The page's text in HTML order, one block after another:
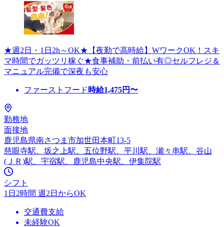
★週2日・1日2h～OK★【夜勤で高時給】WワークOK！スキ
マ時間でガッツリ稼ぐ★食事補助・前払い有◎セルフレジ＆
マニュアル完備で深夜も安心
ファーストフード 時給1,475円〜
勤務地
面接地
鹿児島県南さつま市加世田本町13-5
慈眼寺駅、坂之上駅、五位野駅、平川駅、瀬々串駅、谷山
(ＪＲ)駅、宇宿駅、鹿児島中央駅、伊集院駅
シフト
1日2時間 週2日からOK
交通費支給
未経験OK